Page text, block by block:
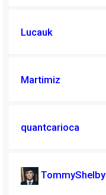
Lucauk
Martimiz
quantcarioca
TommyShelby